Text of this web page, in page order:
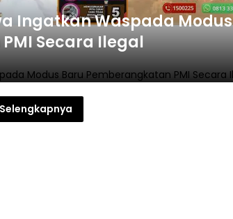
Ingatkan Waspada Modus
Secara Ilegal
Selengkapnya